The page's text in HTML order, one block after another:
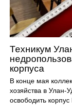
Техникум
корпуса
В конце мая
хозяйства в Улан-
освободить